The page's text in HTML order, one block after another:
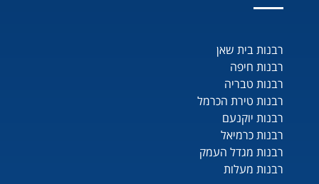
רבנות בית שאן
רבנות חיפה
רבנות טבריה
רבנות טירת הכרמל
רבנות יוקנעם
רבנות כרמיאל
רבנות מגדל העמק
רבנות מעלות